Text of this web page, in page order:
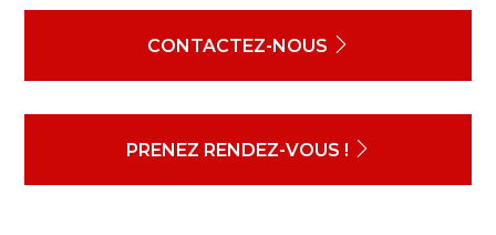
CONTACTEZ-NOUS
PRENEZ RENDEZ-VOUS !